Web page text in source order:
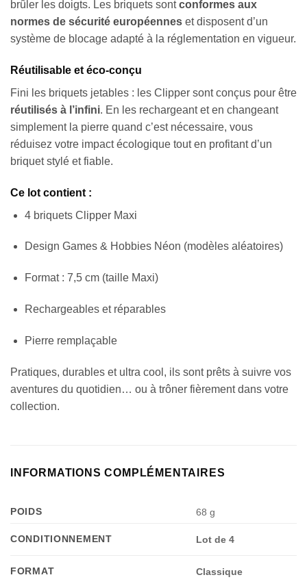
brûler les doigts. Les briquets sontconformes aux
normes de sécurité européennes et disposent d’un
système de blocage adapté à la réglementation en vigueur.
Réutilisable et éco-conçu
Fini les briquets jetables : les Clipper sont conçus pour être
réutilisés à l’infini. En les rechargeant et en changeant
simplement la pierre quand c’est nécessaire, vous
réduisez votre impact écologique tout en profitant d’un
briquet stylé et fiable.
Ce lot contient :
4 briquets Clipper Maxi
Design Games & Hobbies Néon (modèles aléatoires)
Format : 7,5 cm (taille Maxi)
Rechargeables et réparables
Pierre remplaçable
Pratiques, durables et ultra cool, ils sont prêts à suivre vos
aventures du quotidien… ou à trôner fièrement dans votre
collection.
INFORMATIONS COMPLÉMENTAIRES
POIDS 68 g
CONDITIONNEMENT Lot de 4
FORMAT Classique